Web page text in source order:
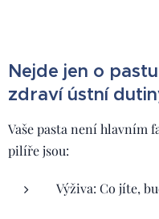
Nejde jen o
zdraví ústní
Vaše pasta není hlavním
pilíře jsou:
Výživa: Co jíte,